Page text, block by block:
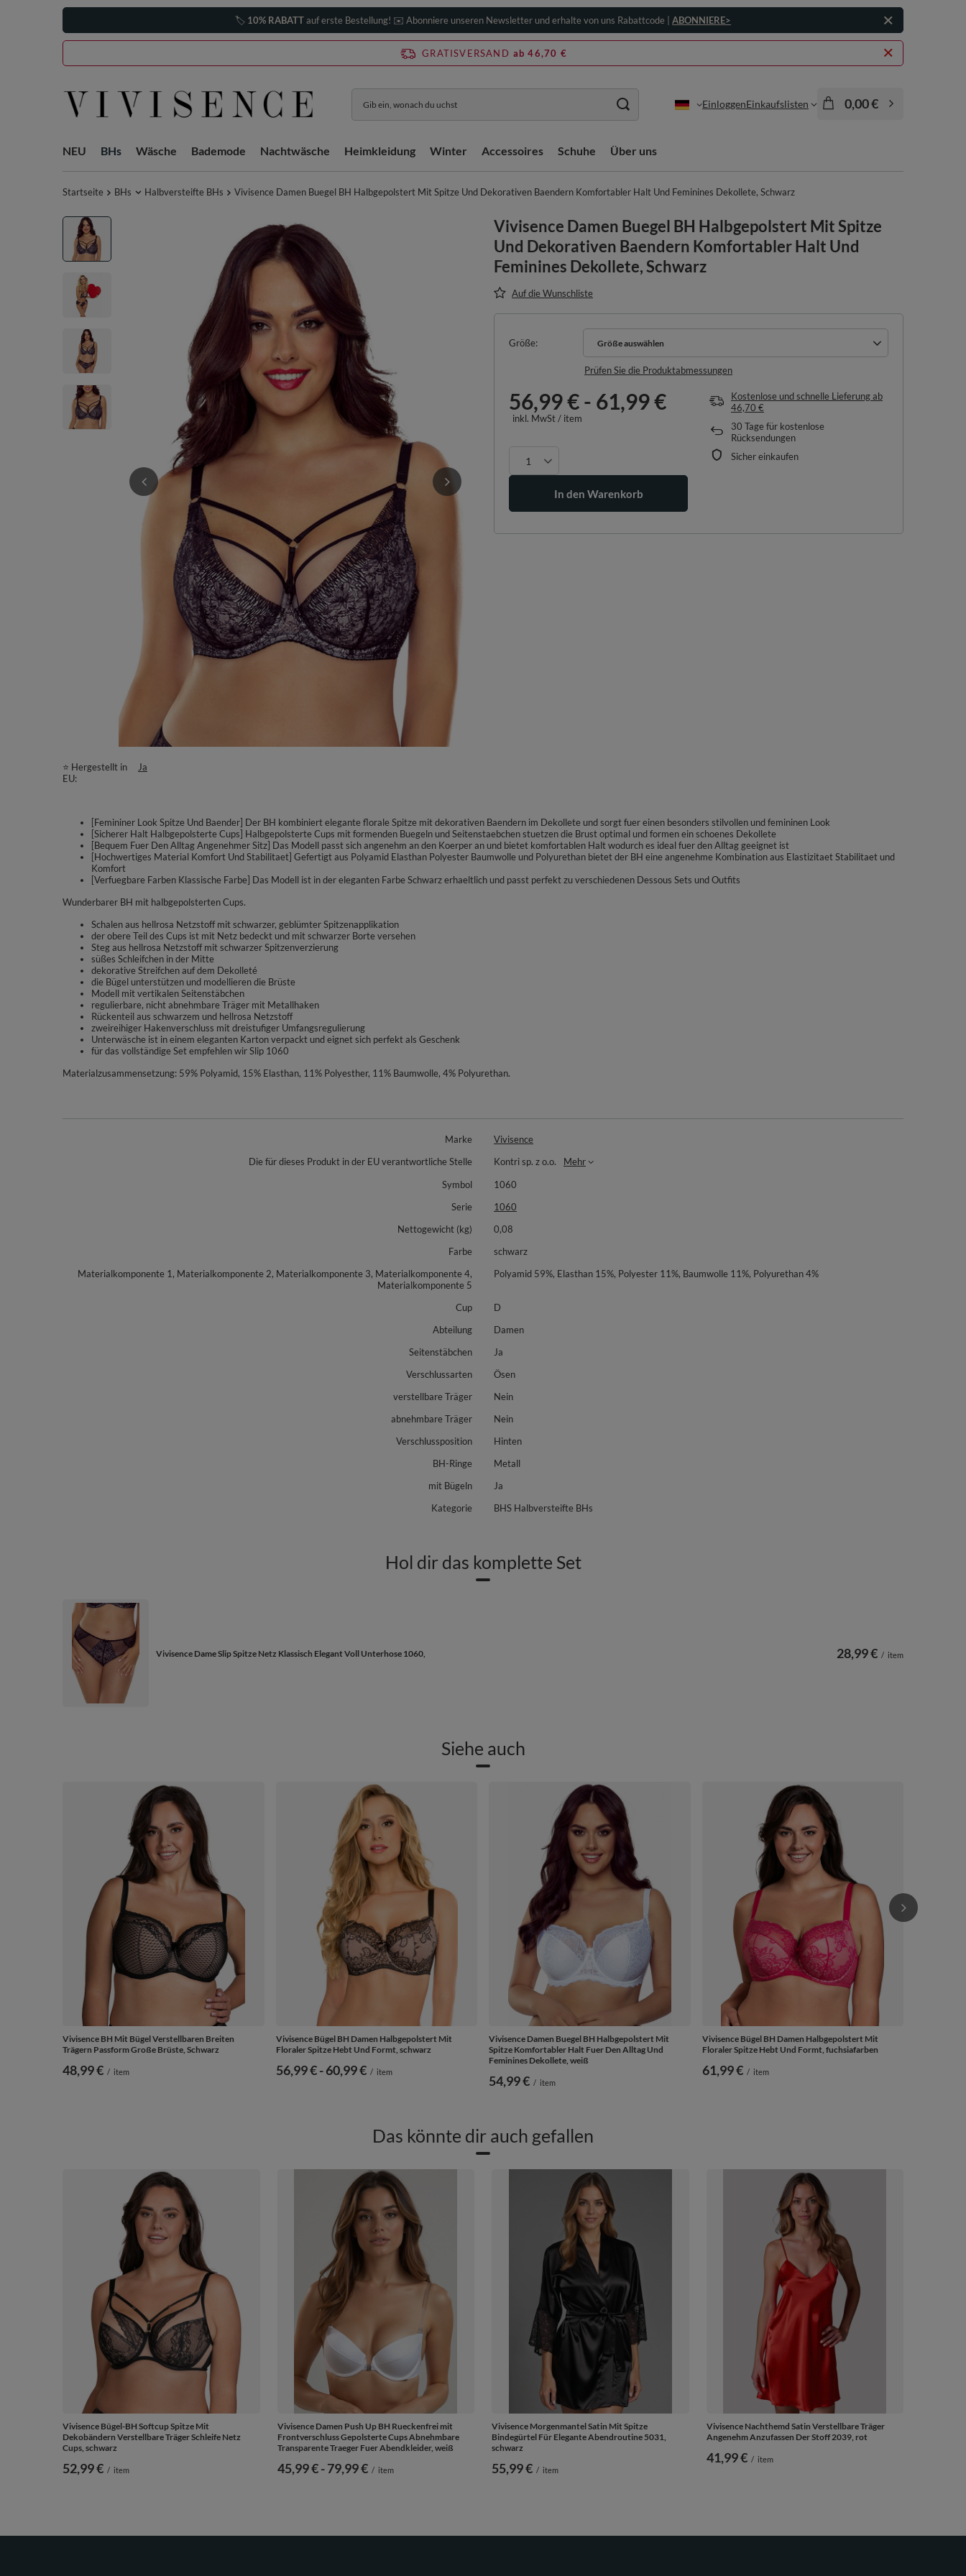
🏷️ 10% RABATTauf erste Bestellung! ✉️ Abonniere unseren Newsletter und erhalte von uns Rabattcode | ABONNIERE>
GRATISVERSAND ab 46,70 €
EinloggenEinkaufslisten 0,00 €
NEU BHs Wäsche Bademode Nachtwäsche Heimkleidung Winter Accessoires Schuhe Über uns
Startseite BHs Halbversteifte BHs Vivisence Damen Buegel BH Halbgepolstert Mit Spitze Und Dekorativen Baendern Komfortabler Halt Und Feminines Dekollete, Schwarz
⭐ Hergestellt in
EU
Ja
Vivisence Damen Buegel BH Halbgepolstert Mit Spitze
Und Dekorativen Baendern Komfortabler Halt Und
Feminines Dekollete, Schwarz
Auf die Wunschliste
Größe Größe auswählen
Größe auswählen
Prüfen Sie die Produktabmessungen
56,99 €- 61,99 €
inkl. MwSt/ item
In den Warenkorb
Kostenlose und schnelle Lieferungab
46,70 €
30 Tage für kostenlose
Rücksendungen
Sicher einkaufen
[Femininer Look Spitze Und Baender] Der BH kombiniert elegante florale Spitze mit dekorativen Baendern im Dekollete und sorgt fuer einen besonders stilvollen und femininen Look
[Sicherer Halt Halbgepolsterte Cups] Halbgepolsterte Cups mit formenden Buegeln und Seitenstaebchen stuetzen die Brust optimal und formen ein schoenes Dekollete
[Bequem Fuer Den Alltag Angenehmer Sitz] Das Modell passt sich angenehm an den Koerper an und bietet komfortablen Halt wodurch es ideal fuer den Alltag geeignet ist
[Hochwertiges Material Komfort Und Stabilitaet] Gefertigt aus Polyamid Elasthan Polyester Baumwolle und Polyurethan bietet der BH eine angenehme Kombination aus Elastizitaet Stabilitaet und
Komfort
[Verfuegbare Farben Klassische Farbe] Das Modell ist in der eleganten Farbe Schwarz erhaeltlich und passt perfekt zu verschiedenen Dessous Sets und Outfits
Wunderbarer BH mit halbgepolsterten Cups.
Schalen aus hellrosa Netzstoff mit schwarzer, geblümter Spitzenapplikation
der obere Teil des Cups ist mit Netz bedeckt und mit schwarzer Borte versehen
Steg aus hellrosa Netzstoff mit schwarzer Spitzenverzierung
süßes Schleifchen in der Mitte
dekorative Streifchen auf dem Dekolleté
die Bügel unterstützen und modellieren die Brüste
Modell mit vertikalen Seitenstäbchen
regulierbare, nicht abnehmbare Träger mit Metallhaken
Rückenteil aus schwarzem und hellrosa Netzstoff
zweireihiger Hakenverschluss mit dreistufiger Umfangsregulierung
Unterwäsche ist in einem eleganten Karton verpackt und eignet sich perfekt als Geschenk
für das vollständige Set empfehlen wir Slip 1060
Materialzusammensetzung: 59% Polyamid, 15% Elasthan, 11% Polyesther, 11% Baumwolle, 4% Polyurethan.
Marke
Vivisence
Die für dieses Produkt in der EU verantwortliche Stelle
Kontri sp. z o.o.
Mehr
Symbol
1060
Serie
1060
Nettogewicht (kg)
0,08
Farbe
schwarz
Materialkomponente 1, Materialkomponente 2, Materialkomponente 3, Materialkomponente 4,
Materialkomponente 5
Polyamid 59%, Elasthan 15%, Polyester 11%, Baumwolle 11%, Polyurethan 4%
Cup
D
Abteilung
Damen
Seitenstäbchen
Ja
Verschlussarten
Ösen
verstellbare Träger
Nein
abnehmbare Träger
Nein
Verschlussposition
Hinten
BH-Ringe
Metall
mit Bügeln
Ja
Kategorie
BHS Halbversteifte BHs
Hol dir das komplette Set
Vivisence Dame Slip Spitze Netz Klassisch Elegant Voll Unterhose 1060, 28,99 € / item
Siehe auch
Vivisence BH Mit Bügel Verstellbaren Breiten
Trägern Passform Große Brüste, Schwarz
48,99 € / item
Vivisence Bügel BH Damen Halbgepolstert Mit
Floraler Spitze Hebt Und Formt, schwarz
ab
56,99 €-bis
60,99 € / item
Vivisence Damen Buegel BH Halbgepolstert Mit
Spitze Komfortabler Halt Fuer Den Alltag Und
Feminines Dekollete, weiß
54,99 € / item
Vivisence Bügel BH Damen Halbgepolstert Mit
Floraler Spitze Hebt Und Formt, fuchsiafarben
61,99 € / item
Das könnte dir auch gefallen
Vivisence Bügel-BH Softcup Spitze Mit
Dekobändern Verstellbare Träger Schleife Netz
Cups, schwarz
52,99 € / item
Vivisence Damen Push Up BH Rueckenfrei mit
Frontverschluss Gepolsterte Cups Abnehmbare
Transparente Traeger Fuer Abendkleider, weiß
ab
45,99 €-bis
79,99 € / item
Vivisence Morgenmantel Satin Mit Spitze
Bindegürtel Für Elegante Abendroutine 5031,
schwarz
55,99 € / item
Vivisence Nachthemd Satin Verstellbare Träger
Angenehm Anzufassen Der Stoff 2039, rot
41,99 € / item